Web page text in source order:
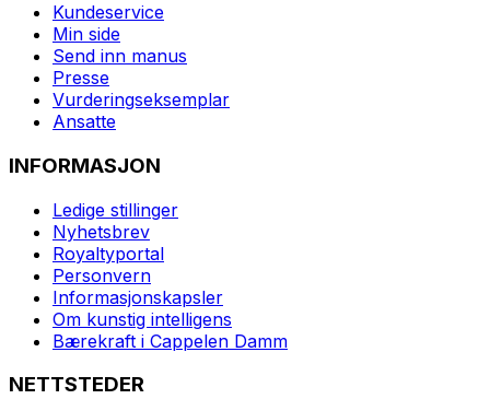
Kundeservice
Min side
Send inn manus
Presse
Vurderingseksemplar
Ansatte
INFORMASJON
Ledige stillinger
Nyhetsbrev
Royaltyportal
Personvern
Informasjonskapsler
Om kunstig intelligens
Bærekraft i Cappelen Damm
NETTSTEDER